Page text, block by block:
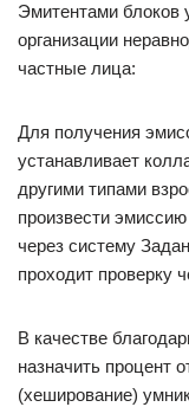
Эмитентами блоков
организации
частные лица:
Для получения
устанавливает
другими типами
произвести
через систему
проходит проверку
В качестве
назначить процент
(хеширование)